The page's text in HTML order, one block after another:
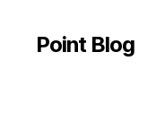
Point Blog